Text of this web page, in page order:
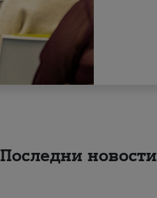
Последни новости